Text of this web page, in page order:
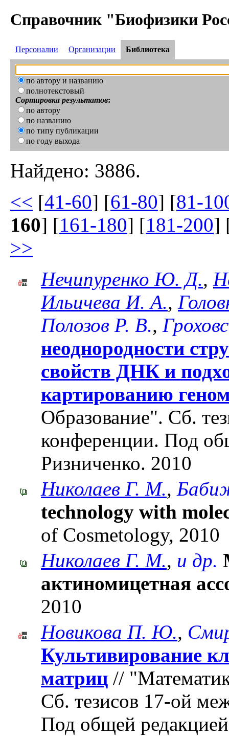
Справочник "Биофизики
Персоналии Организации Библиотека
по автору и названию
полнотекстовый
Сортировка результатов:
по автору
по названию
по типу публикации
по году выхода
Найдено: 3886.
<< [41-60] [61-80] [81-
160] [161-180] [181-200]
>>
Нечипуренко Ю. Д.,
Ильичева И. А.,
Полозов Р. В.,
неоднородности
свойств ДНК и
картированию
Образование". Cб.
конференции. Под
Ризниченко. 2010
Николаев Г. М.,
technology with
of Cosmetology, 2010
Николаев Г. М., и др.
актиномицетная
2010
Новикова П. Ю.,
Культивирование
матриц //
Cб. тезисов 17-ой
Под общей